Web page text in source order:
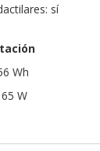
sí
Wh
W